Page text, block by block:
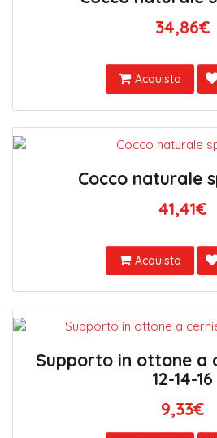
34,86€
Acquista
Cocco naturale
41,41€
Acquista
Supporto in ottone a
12-14-16
9,33€